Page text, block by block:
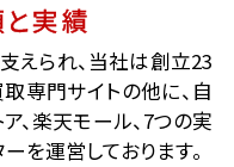
実績
えられ、当社は創立23
専門サイトの他に、自
、楽天モール、7つの実
を運営しております。